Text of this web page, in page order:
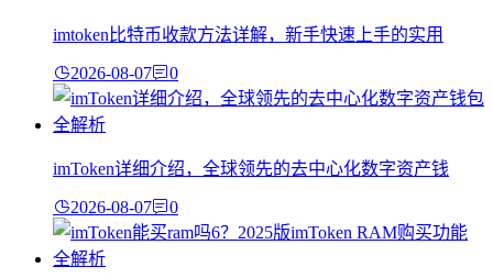
imtoken比特币收款方法详解，新手快速上手的实用
2026-08-07 0
imToken详细介绍，全球领先的去中心化数字资产钱
2026-08-07 0